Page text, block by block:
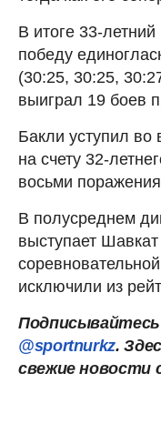
В итоге 33-
победу
(30:25, 30:25,
выиграл 19 боев
Бакли уступил
на счету 32-
восьми
В полусреднем
выступает
исключили из
@sportnurkz.
свежие новости